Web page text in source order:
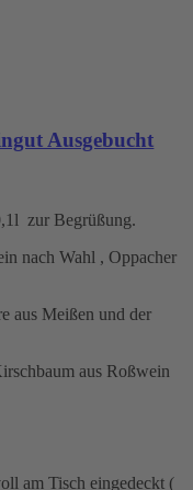
Ausgebucht
zur Begrüßung.
nach Wahl , Oppacher
aus Meißen und der
aus Roßwein
am Tisch eingedeckt (